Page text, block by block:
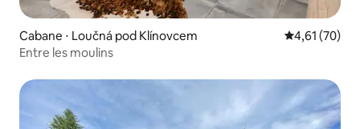
Cabane ⋅ Loučná pod Klínovcem Évaluation
4,61 (70)
Entre les moulins